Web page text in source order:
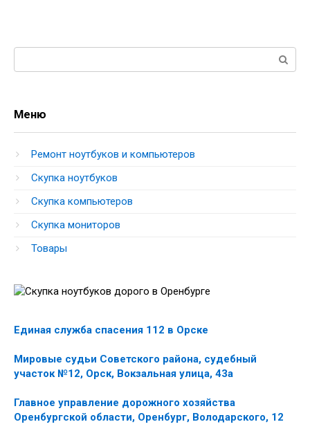
Поиск:
Меню
Ремонт ноутбуков и компьютеров
Скупка ноутбуков
Скупка компьютеров
Скупка мониторов
Товары
Единая служба спасения 112 в Орске
Мировые судьи Советского района, судебный
участок №12, Орск, Вокзальная улица, 43а
Главное управление дорожного хозяйства
Оренбургской области, Оренбург, Володарского, 12